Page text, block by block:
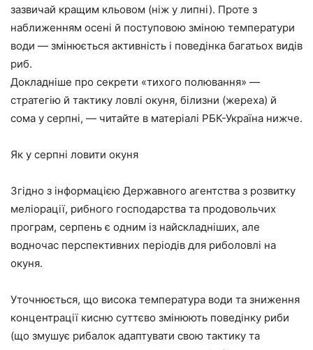
зазвичай кращим кльовом (ніж у липні). Проте з
наближенням осені й поступовою зміною температури
води — змінюється активність і поведінка багатьох видів
риб.
Докладніше про секрети «тихого полювання» —
стратегію й тактику ловлі окуня, білизни (жереха) й
сома у серпні, — читайте в матеріалі РБК-Україна нижче.
Як у серпні ловити окуня
Згідно з інформацією Державного агентства з розвитку
меліорації, рибного господарства та продовольчих
програм, серпень є одним із найскладніших, але
водночас перспективних періодів для риболовлі на
окуня.
Уточнюється, що висока температура води та зниження
концентрації кисню суттєво змінюють поведінку риби
(що змушує рибалок адаптувати свою тактику та